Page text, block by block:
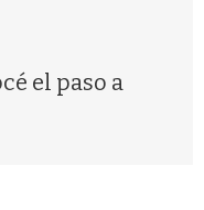
el paso a